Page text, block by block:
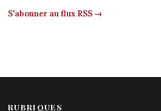
S'abonner au flux RSS →
RUBRIQUES